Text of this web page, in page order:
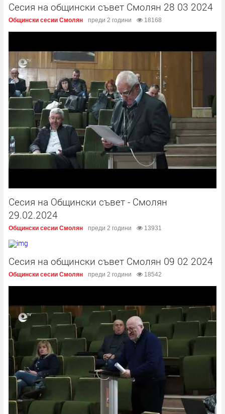
Сесия на общински съвет Смолян 28 03 2024
Общински сесии Смолян преди 2 години 18168
Сесия на Общински съвет - Смолян
29.02.2024
Общински сесии Смолян преди 2 години 13931
Сесия на общински съвет Смолян 09 02 2024
Общински сесии Смолян преди 2 години 18542